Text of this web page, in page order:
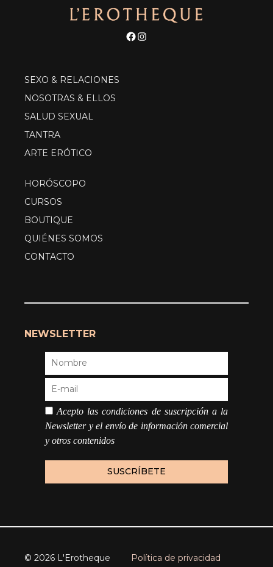
Facebook
Instagram
SEXO & RELACIONES
NOSOTRAS & ELLOS
SALUD SEXUAL
TANTRA
ARTE ERÓTICO
HORÓSCOPO
CURSOS
BOUTIQUE
QUIÉNES SOMOS
CONTACTO
NEWSLETTER
Acepto las condiciones de suscripción a la
Newsletter y el envío de información comercial
y otros contenidos
© 2026 L'Erotheque
Política de privacidad